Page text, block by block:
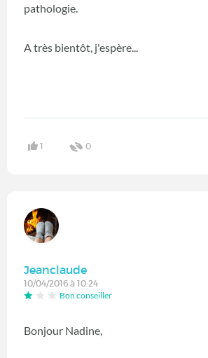
pathologie.
A très bientôt, j'espère...
1 0
Jeanclaude
10/04/2016 à 10:24
Bon conseiller
Bonjour Nadine,